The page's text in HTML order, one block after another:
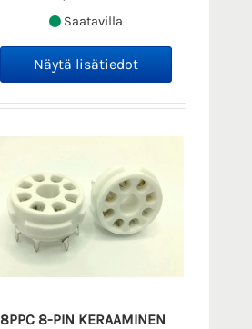
Saatavilla
8PPC 8-PIN KERAAMINEN